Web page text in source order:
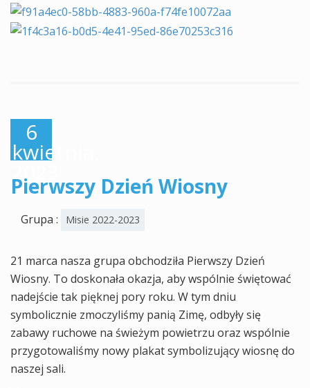
6
kwietnia,
2023
Pierwszy Dzień Wiosny
Grupa : Misie 2022-2023
21 marca nasza grupa obchodziła Pierwszy Dzień
Wiosny. To doskonała okazja, aby wspólnie świętować
nadejście tak pięknej pory roku. W tym dniu
symbolicznie zmoczyliśmy panią Zimę, odbyły się
zabawy ruchowe na świeżym powietrzu oraz wspólnie
przygotowaliśmy nowy plakat symbolizujący wiosnę do
naszej sali.